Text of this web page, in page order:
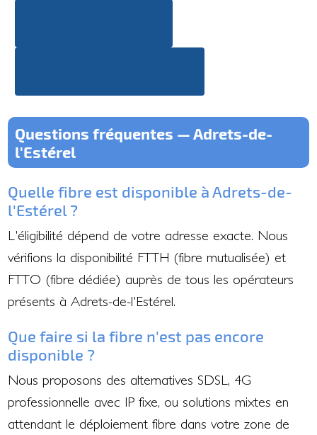
Questions fréquentes — Adrets-de-
l'Estérel
Quelle fibre est disponible à Adrets-de-
l'Estérel ?
L'éligibilité dépend de votre adresse exacte. Nous
vérifions la disponibilité FTTH (fibre mutualisée) et
FTTO (fibre dédiée) auprès de tous les opérateurs
présents à Adrets-de-l'Estérel.
Que faire si la fibre n'est pas encore
disponible ?
Nous proposons des alternatives SDSL, 4G
professionnelle avec IP fixe, ou solutions mixtes en
attendant le déploiement fibre dans votre zone de